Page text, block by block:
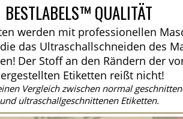
BESTLABELS™ QUALITÄT
werden mit professionellen
das Ultraschallschneiden des
Der Stoff an den Rändern der
Etiketten reißt nicht!
Vergleich zwischen normal
und ultraschallgeschnittenen Etiketten.